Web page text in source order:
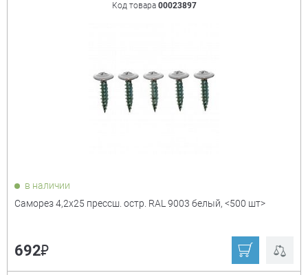
Код товара 00023897
в наличии
Саморез 4,2х25 прессш. остр. RAL 9003 белый, <500 шт>
692₽